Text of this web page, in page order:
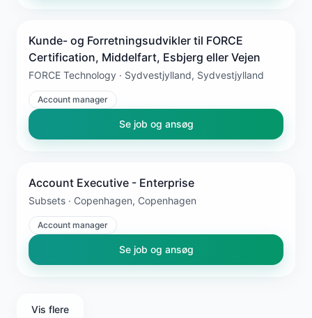
Kunde- og Forretningsudvikler til FORCE
Certification, Middelfart, Esbjerg eller Vejen
FORCE Technology · Sydvestjylland, Sydvestjylland
Account manager
Se job og ansøg
Account Executive - Enterprise
Subsets · Copenhagen, Copenhagen
Account manager
Se job og ansøg
Vis flere